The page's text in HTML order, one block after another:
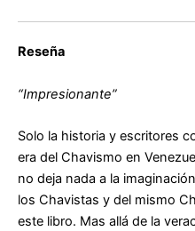
Reseña
“Impresionante”
Solo la historia y escritores
era del Chavismo en
no deja nada a la
los Chavistas y del mismo
este libro. Mas allá de la